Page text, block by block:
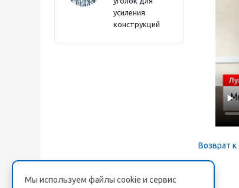
усиления
конструкций
Возврат к
Мы используем файлы cookie и сервис